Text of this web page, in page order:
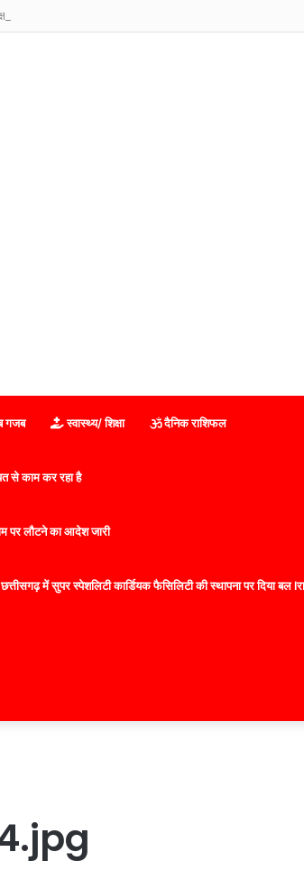
बनाए जाने पर देशभर से बधाइयों का तांता
गजब स्वास्थ्य/ शिक्षा दैनिक राशिफल
से काम कर रहा है
पर लौटने का आदेश जारी
में सुपर स्पेशलिटी कार्डियक फैसिलिटी की स्थापना पर दिया